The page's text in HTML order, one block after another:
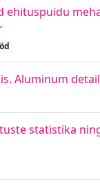
Aluminum
statistika